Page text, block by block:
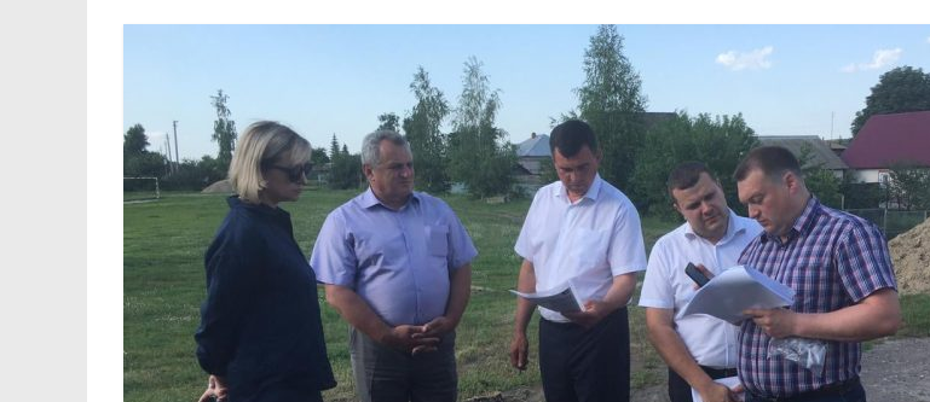
В вольере Воронинского
заповедника родились крапчатые
суслики